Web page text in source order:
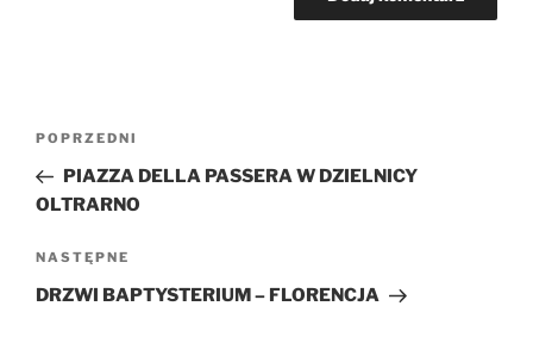
Nawigacja
Poprzedni
wpis
POPRZEDNI
PIAZZA DELLA PASSERA W DZIELNICY
OLTRARNO
Następny
wpis
NASTĘPNE
DRZWI BAPTYSTERIUM – FLORENCJA